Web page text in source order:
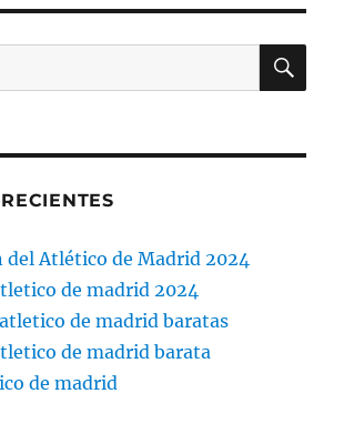
del Atlético de Madrid 2024
de madrid 2024
de madrid baratas
de madrid barata
de madrid